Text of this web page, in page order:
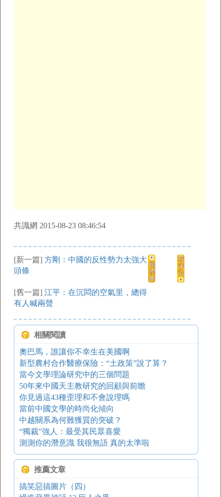
共識網 2015-08-23 08:46:54
[新一篇] 方剛：中國的反性勢力太強大
頭條
[舊一篇] 江平：在沉悶的空氣里，總得
有人喊兩聲
相關閱讀
奧巴馬，誰讓你不幸生在美國啊
新型農村合作醫療保險：“土政策”說了算？
當今文學理論研究中的三個問題
50年來中國天主教研究的回顧與前瞻
你見過這43種歪理和不會說理嗎
當前中國文學的時尚化傾向
中越關系為何難獲質的突破？
“獨裁”強人：最受其民眾喜愛
測測你的潛意識 我很無語 真的太準啦
推薦文章
搞笑惡搞圖片（四）